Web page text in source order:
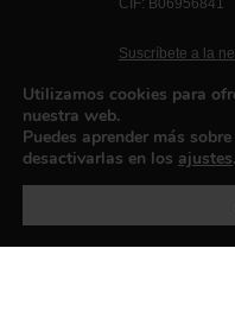
CIF: B06956841
Suscríbete a la
Política de privacidad
Utilizamos cookies para
nuestra web.
Puedes aprender más
desactivarlas en los ajustes.